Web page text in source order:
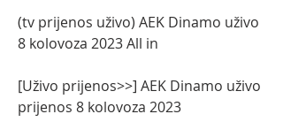
(tv prijenos uživo) AEK Dinamo uživo
8 kolovoza 2023 All in
[Uživo prijenos>>] AEK Dinamo uživo
prijenos 8 kolovoza 2023